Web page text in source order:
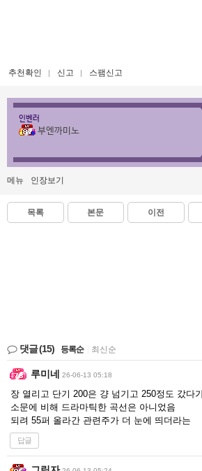
추천확인 신고 스팸신고
인벤러
부엔까미노
메뉴 인장보기
목록 본문 이전
댓글(15) 등록순 최신순
루미네 26-06-13 05:18
장 열리고 단기 200은 걍 넘기고 250정도 갔다
소문에 비해 드라마틱한 곡선은 아니었음
되려 55퍼 올라간 관련주가 더 눈에 띄더라는
답글